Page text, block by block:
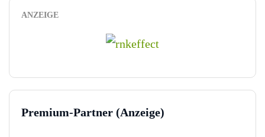
ANZEIGE
Premium-Partner (Anzeige)